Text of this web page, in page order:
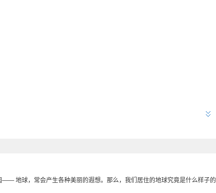
地球，常会产生各种美丽的遐想。那么，我们居住的地球究竟是什么样子的